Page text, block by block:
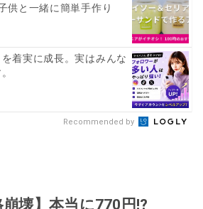
供と一緒に簡単手作り
着実に成長。実はみんな
Recommended by
崩壊】本当に770円!?